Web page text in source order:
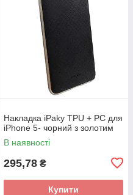
Накладка iPaky TPU + PC для
iPhone 5- чорний з золотим
В наявності
295,78 ₴
Купити